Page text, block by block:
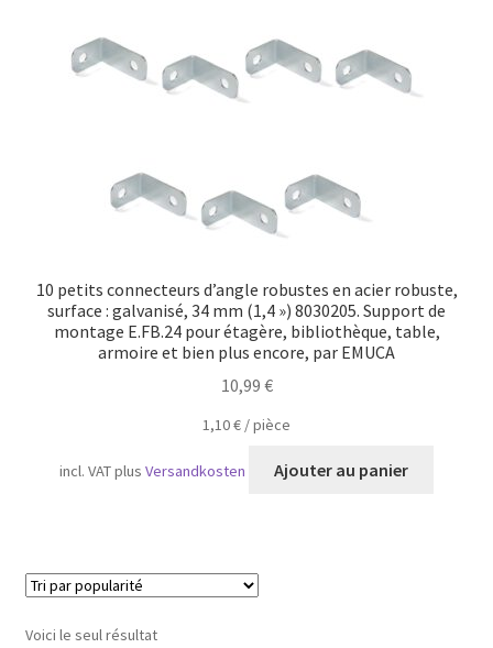
10 petits connecteurs d’angle robustes en acier robuste,
surface : galvanisé, 34 mm (1,4 ») 8030205. Support de
montage E.FB.24 pour étagère, bibliothèque, table,
armoire et bien plus encore, par EMUCA
10,99 €
1,10€ /pièce
incl. VATplusVersandkosten Ajouter au panier
Voici le seul résultat